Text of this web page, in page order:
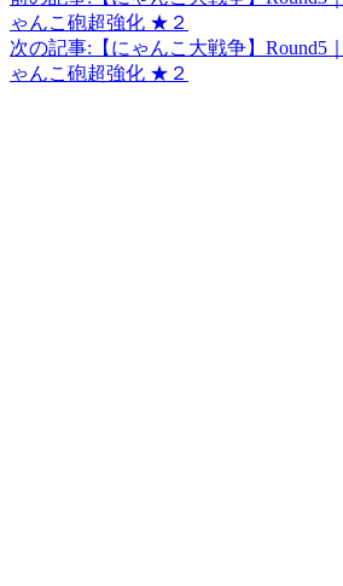
ゃんこ砲超強化 ★２
次の記事: 【にゃんこ大戦争】Round5
ゃんこ砲超強化 ★２